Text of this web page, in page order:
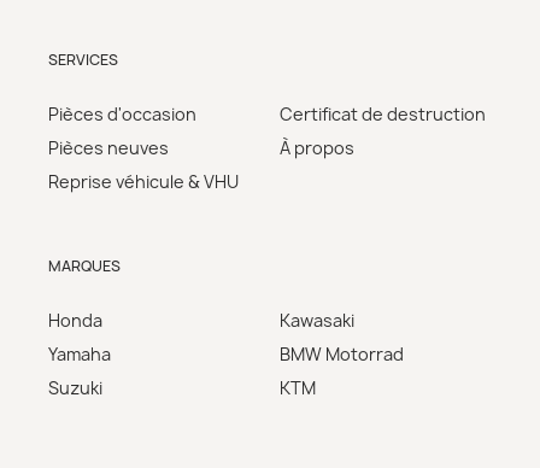
SERVICES
Pièces d'occasion
Pièces neuves
Reprise véhicule & VHU
Certificat de destruction
À propos
MARQUES
Honda
Yamaha
Suzuki
Kawasaki
BMW Motorrad
KTM